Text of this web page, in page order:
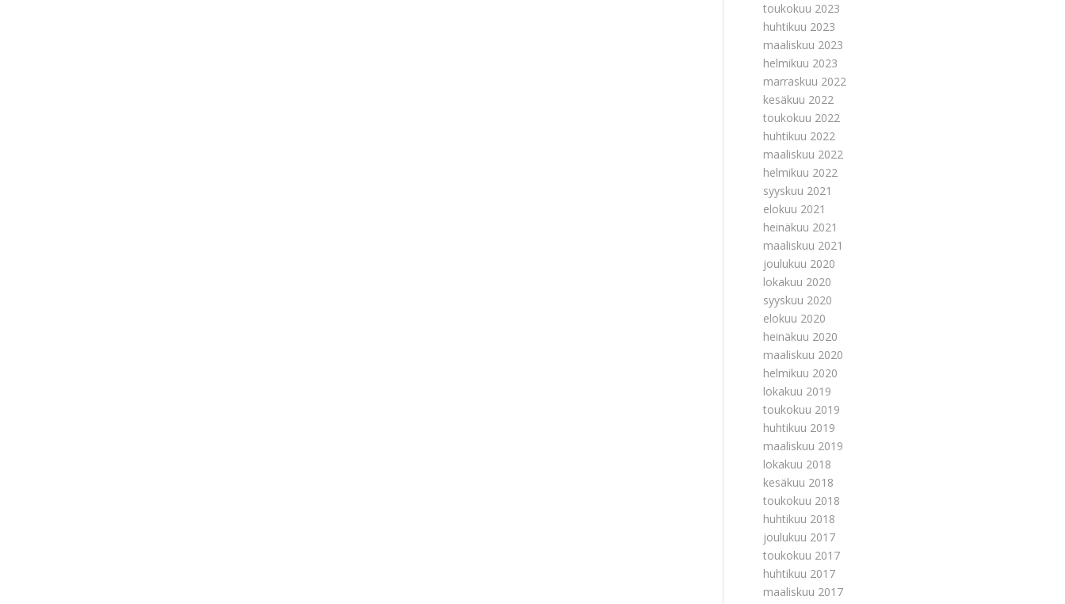
toukokuu 2023
huhtikuu 2023
maaliskuu 2023
helmikuu 2023
marraskuu 2022
kesäkuu 2022
toukokuu 2022
huhtikuu 2022
maaliskuu 2022
helmikuu 2022
syyskuu 2021
elokuu 2021
heinäkuu 2021
maaliskuu 2021
joulukuu 2020
lokakuu 2020
syyskuu 2020
elokuu 2020
heinäkuu 2020
maaliskuu 2020
helmikuu 2020
lokakuu 2019
toukokuu 2019
huhtikuu 2019
maaliskuu 2019
lokakuu 2018
kesäkuu 2018
toukokuu 2018
huhtikuu 2018
joulukuu 2017
toukokuu 2017
huhtikuu 2017
maaliskuu 2017